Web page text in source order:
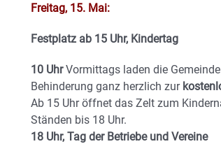
Freitag, 15. Mai:
Festplatz ab 15 Uhr, Kindertag
10 UhrVormittags laden die
Behinderung ganz herzlich zur
Ab 15 Uhr öffnet das Zelt zum
Ständen bis 18 Uhr.
18 Uhr, Tag der Betriebe und Vereine